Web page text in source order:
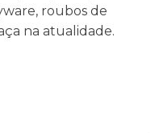
roubos de
na atualidade.